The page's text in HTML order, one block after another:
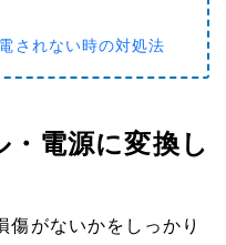
されない時の対処法
・電源に変換し
傷がないかをしっかり